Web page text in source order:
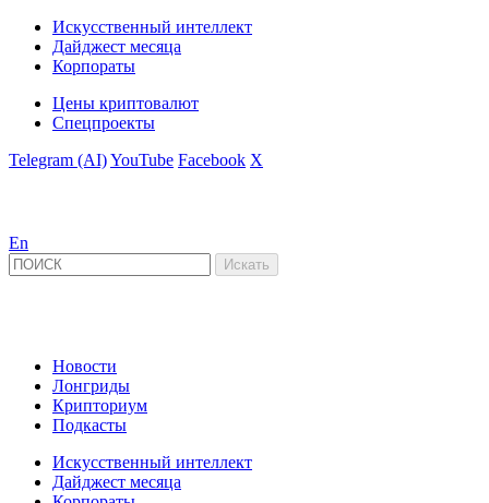
Искусственный интеллект
Дайджест месяца
Корпораты
Цены криптовалют
Спецпроекты
Telegram (AI)YouTube Facebook X
En
Новости
Лонгриды
Крипториум
Подкасты
Искусственный интеллект
Дайджест месяца